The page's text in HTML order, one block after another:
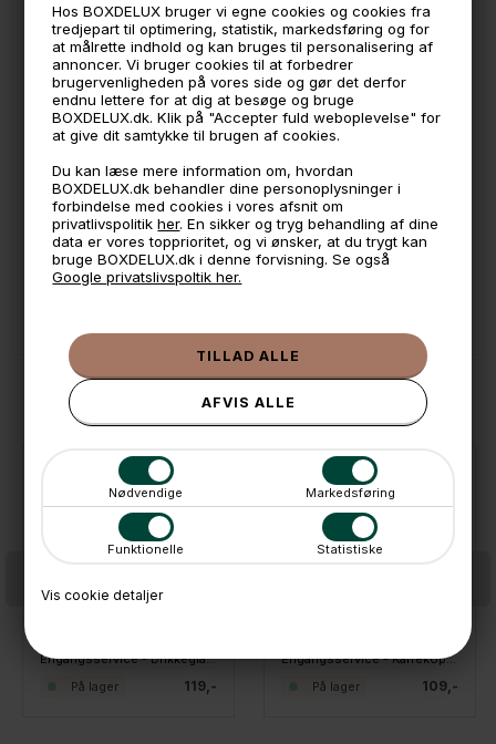
Hos BOXDELUX bruger vi egne cookies og cookies fra
tredjepart til optimering, statistik, markedsføring og for
at målrette indhold og kan bruges til personalisering af
annoncer. Vi bruger cookies til at forbedrer
brugervenligheden på vores side og gør det derfor
endnu lettere for at dig at besøge og bruge
BOXDELUX.dk. Klik på "Accepter fuld weboplevelse" for
at give dit samtykke til brugen af cookies.
Du kan læse mere information om, hvordan
BOXDELUX.dk behandler dine personoplysninger i
forbindelse med cookies i vores afsnit om
privatlivspolitikher. En sikker og tryg behandling af dine
data er vores topprioritet, og vi ønsker, at du trygt kan
bruge BOXDELUX.dk i denne forvisning. Se også
Google privatslivspoltik her.
Nødvendige Markedsføring
Funktionelle Statistiske
Vis cookie detaljer
*Sorteres som plastaffald
🕚 Bestil inden 11 & vi sender samme dag på hverdage
🧺 Kan du lægge varen i kurven, er den på lager
🌟 4,9 med over 1200 anmeldelser ★★★★★
📦 Fragtfri v. køb over 999,- ellers fra 49,- med GLS
💳 Betal med
📱 Kundeservice 50446800 (9-12)
ANDRE IDÉER
Engangsservice - Drikkeglas 350 ml - Pakke 50 stk
119,-
På lager
Engangsservice - Kaffekopper i Kraftpapir - 50 stk
109,-
På lager